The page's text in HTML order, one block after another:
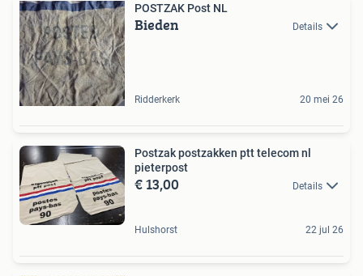
POSTZAK Post NL
Bieden Details
Ridderkerk 20 mei 26
Postzak postzakken ptt telecom nl
pieterpost
€ 13,00 Details
Hulshorst 22 jul 26